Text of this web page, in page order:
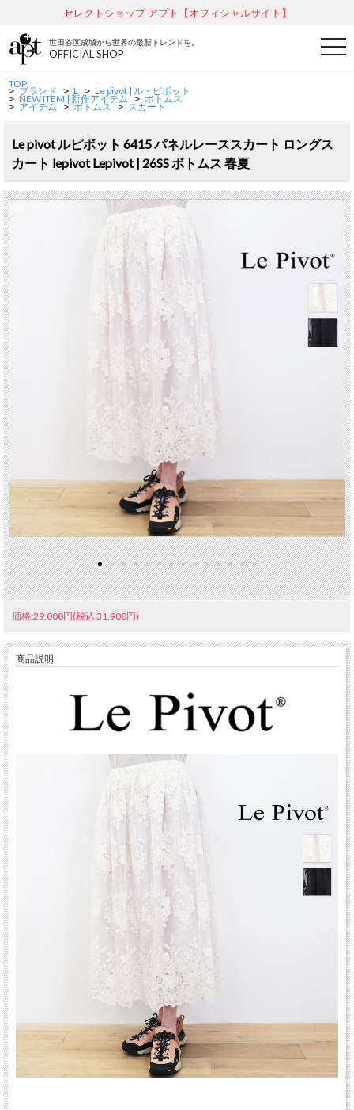
セレクトショップ アプト【オフィシャルサイト】
世田谷区成城から世界の最新トレンドを。
OFFICIAL SHOP
t
o
i
TOP
> ブランド > L > Le pivot | ル・ピボット
> NEW ITEM | 新作アイテム > ボトムス
> アイテム > ボトムス > スカート
Le pivot ルピボット 6415 パネルレーススカート ロングス
カート lepivot Lepivot | 26SS ボトムス 春夏
価格:29,000円(税込 31,900円)
商品説明